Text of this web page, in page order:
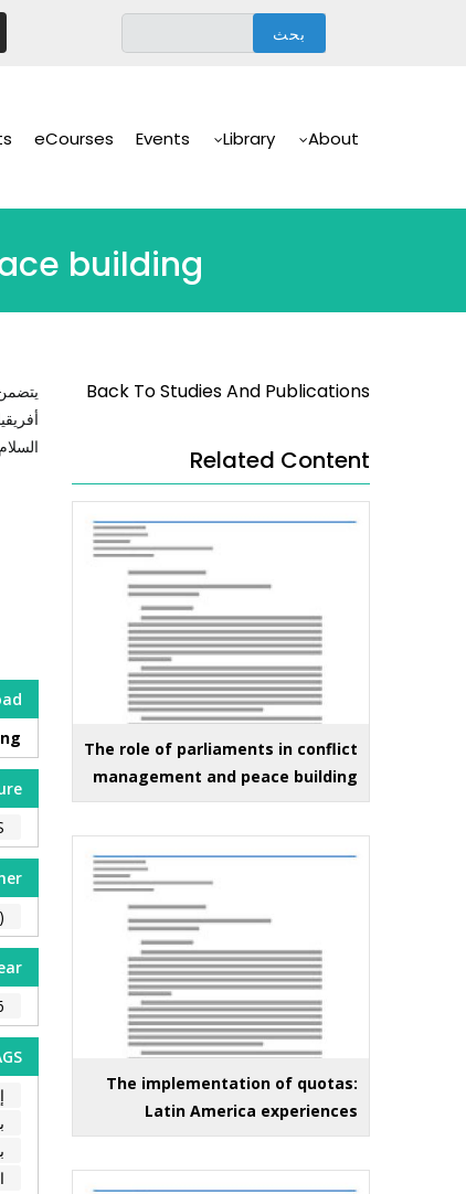
Navigation
About
Library
Events
eCourses
building
Back To Studies And Publications
Related Content
The role of parliaments in conflict
management and peace building
The implementation of quotas:
Latin America experiences